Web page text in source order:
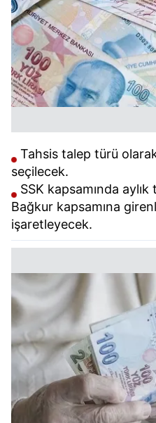
Tahsis talep türü olarak
seçilecek.
SSK kapsamında
Bağkur kapsamına
işaretleyecek.